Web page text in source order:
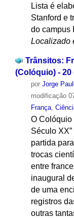
Lista é
Stanford e
do campus
Localizado
Trânsitos:
(Colóquio) - 20
por Jorge
modificação
França,
O Colóquio
Século
partida
trocas
entre
inaugural
de uma
registros
outras